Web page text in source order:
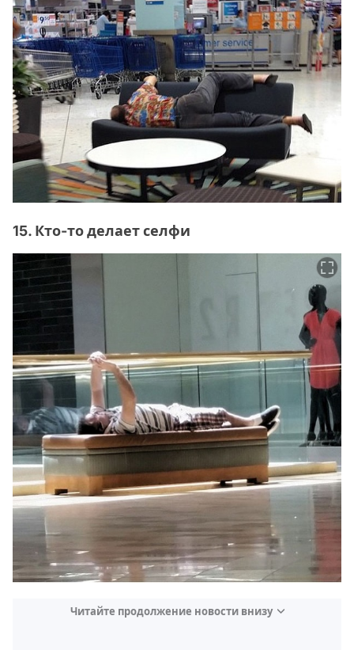
15. Кто-то делает селфи
Читайте продолжение новости внизу